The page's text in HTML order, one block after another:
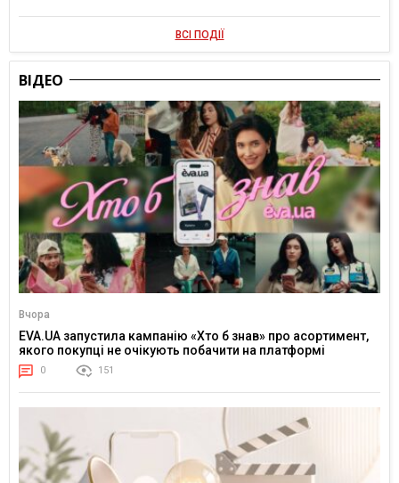
ВСІ ПОДІЇ
ВІДЕО
Вчора
EVA.UA запустила кампанію «Хто б знав» про асортимент,
якого покупці не очікують побачити на платформі
0 151